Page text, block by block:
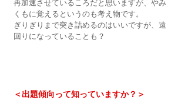
再加速させているころだと思いますが、やみ
くもに覚えるというのも考え物です。
ぎりぎりまで突き詰めるのはいいですが、遠
回りになっていることも？
＜出題傾向って知っていますか？＞